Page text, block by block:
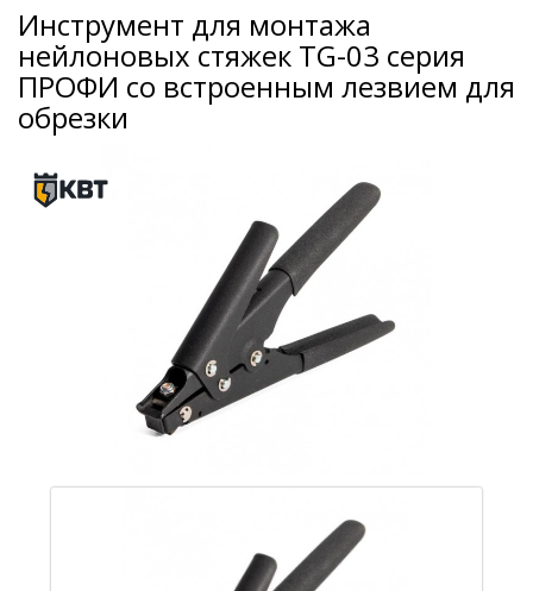
Инструмент для монтажа
нейлоновых стяжек TG-03 серия
ПРОФИ со встроенным лезвием для
обрезки